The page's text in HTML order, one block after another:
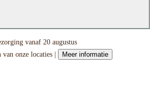
vanaf 20 augustus
onze locaties |
Meer informatie